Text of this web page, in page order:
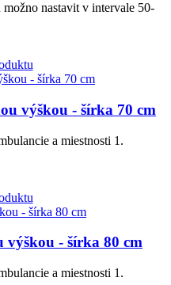
nastavit v intervale 50-
výškou - šírka 70 cm
a miestnosti 1.
výškou - šírka 80 cm
a miestnosti 1.